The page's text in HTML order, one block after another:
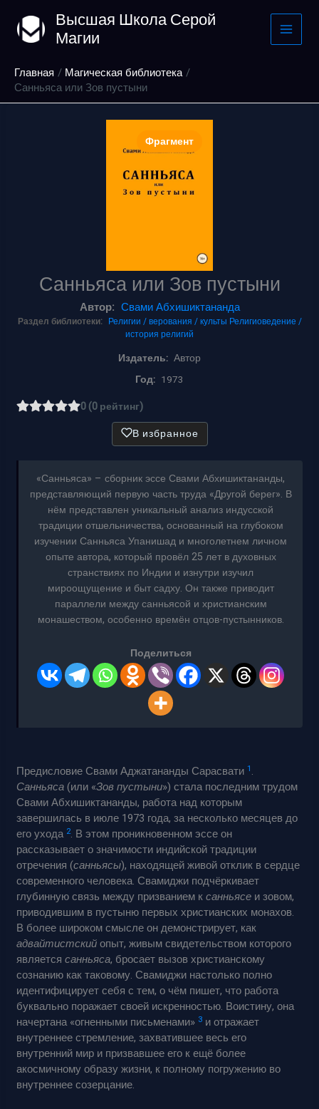
содержимому
Высшая Школа Серой
Магии
Главная
Магическая библиотека
Санньяса или Зов пустыни
Фрагмент
Санньяса или Зов пустыни
Автор: Свами Абхишиктананда
Раздел библиотеки: Религии / верования / культы Религиоведение /
история религий
Издатель: Автор
Год: 1973
0 (0 рейтинг)
В избранное
«Санньяса» – сборник эссе Свами Абхишиктананды,
представляющий первую часть труда «Другой берег». В
нём представлен уникальный анализ индусской
традиции отшельничества, основанный на глубоком
изучении Санньяса Упанишад и многолетнем личном
опыте автора, который провёл 25 лет в духовных
странствиях по Индии и изнутри изучил
мироощущение и быт садху. Он также приводит
параллели между санньясой и христианским
монашеством, особенно времён отцов-пустынников.
Поделиться
Предисловие Свами Аджатананды Сарасвати1.
Санньяса(или «Зов пустыни») стала последним трудом
Свами Абхишиктананды, работа над которым
завершилась в июле 1973 года, за несколько месяцев до
его ухода 2. В этом проникновенном эссе он
рассказывает о значимости индийской традиции
отречения (санньясы), находящей живой отклик в сердце
современного человека. Свамиджи подчёркивает
глубинную связь между призванием ксанньясе и зовом,
приводившим в пустыню первых христианских монахов.
В более широком смысле он демонстрирует, как
адвайтистскийопыт, живым свидетельством которого
являетсясанньяса, бросает вызов христианскому
сознанию как таковому. Свамиджи настолько полно
идентифицирует себя с тем, о чём пишет, что работа
буквально поражает своей искренностью. Воистину, она
начертана «огненными письменами» 3 и отражает
внутреннее стремление, захватившее весь его
внутренний мир и призвавшее его к ещё более
акосмичному образу жизни, к полному погружению во
внутреннее созерцание.